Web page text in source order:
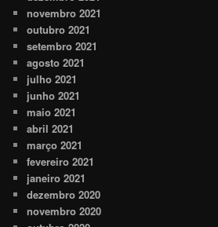
novembro 2021
outubro 2021
setembro 2021
agosto 2021
julho 2021
junho 2021
maio 2021
abril 2021
março 2021
fevereiro 2021
janeiro 2021
dezembro 2020
novembro 2020